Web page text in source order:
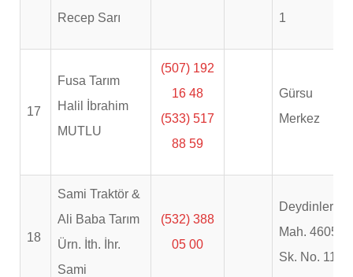
Recep Sarı
1
17
Fusa Tarım
Halil İbrahim
MUTLU
(507) 192
16 48
(533) 517
88 59
Gürsu
Merkez
18
Sami Traktör &
Ali Baba Tarım
Ürn. İth. İhr.
Sami
(532) 388
05 00
Deydinler
Mah. 4605.
Sk. No. 11/1